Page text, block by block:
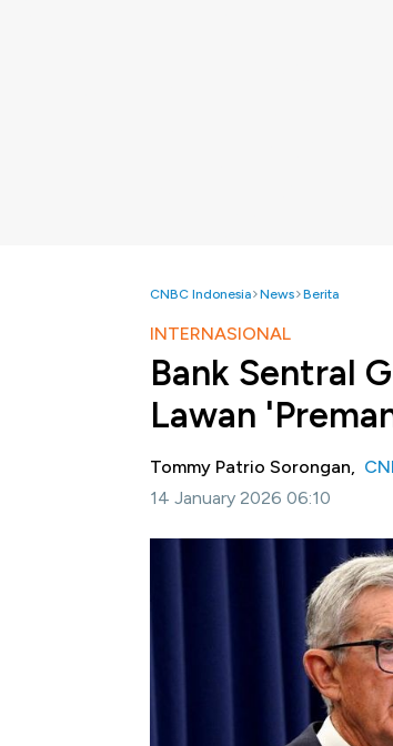
CNBC Indonesia News Berita
INTERNASIONAL
Bank Sentral
Lawan
Tommy Patrio Sorongan,
14 January 2026 06:10